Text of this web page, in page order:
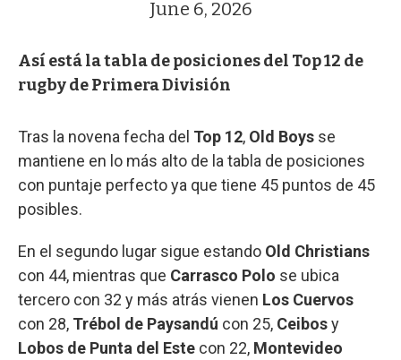
June 6, 2026
Así está la tabla de posiciones del Top 12 de
rugby de Primera División
Tras la novena fecha del Top 12, Old Boys se
mantiene en lo más alto de la tabla de posiciones
con puntaje perfecto ya que tiene 45 puntos de 45
posibles.
En el segundo lugar sigue estando Old Christians
con 44, mientras que Carrasco Polo se ubica
tercero con 32 y más atrás vienen Los Cuervos
con 28, Trébol de Paysandú con 25, Ceibosy
Lobos de Punta del Este con 22, Montevideo